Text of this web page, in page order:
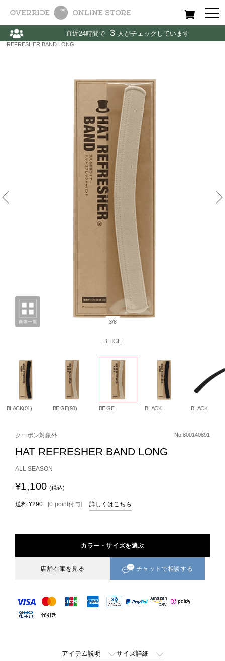
All Women Men
Home HAT CARE PRODUCTS / ハットケア用品 〉 HAT
REFRESHER BAND LONG
3/8
BEIGE
BLACK(01) BEIGE(93) BEIGE BLACK BLACK
クーポン対象外 No.800140891
HAT REFRESHER BAND LONG
ALL SEASON
¥1,100 (税込)
送料 ¥290 [0 point付与] 詳しくはこちら
カラー・サイズを選ぶ
店舗在庫を見る チャットで相談する
アイテム説明 サイズ詳細
直近24時間で 3 人がチェックしています